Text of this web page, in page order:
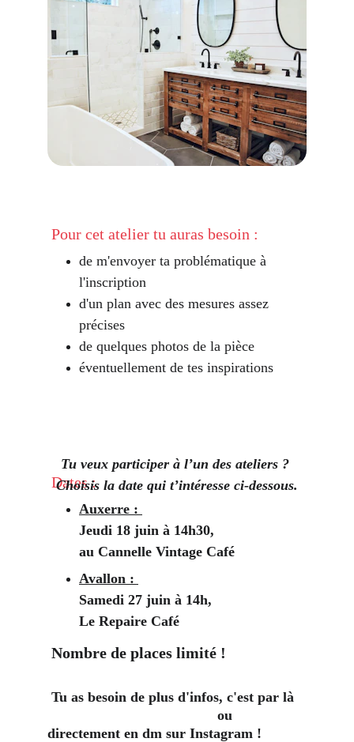
Pour cet atelier tu auras besoin :
de m'envoyer ta problématique à
l'inscription
d'un plan avec des mesures assez
précises
de quelques photos de la pièce
éventuellement de tes inspirations
Dates :
Auxerre :
Jeudi 18 juin à 14h30,
au Cannelle Vintage Café
Avallon :
Samedi 27 juin à 14h,
Le Repaire Café
Nombre de places limité !
                                           ou
directement en dm sur Instagram !
Tu veux participer à l’un des ateliers ?
Choisis la date qui t’intéresse ci-dessous.